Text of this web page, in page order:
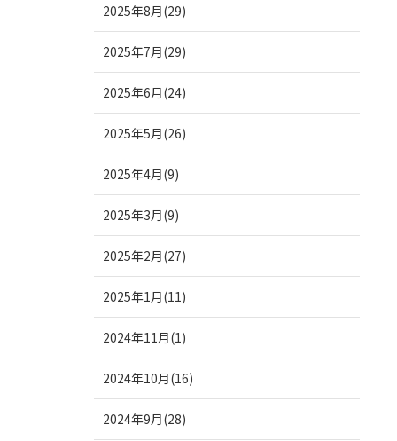
2025年8月(29)
2025年7月(29)
2025年6月(24)
2025年5月(26)
2025年4月(9)
2025年3月(9)
2025年2月(27)
2025年1月(11)
2024年11月(1)
2024年10月(16)
2024年9月(28)